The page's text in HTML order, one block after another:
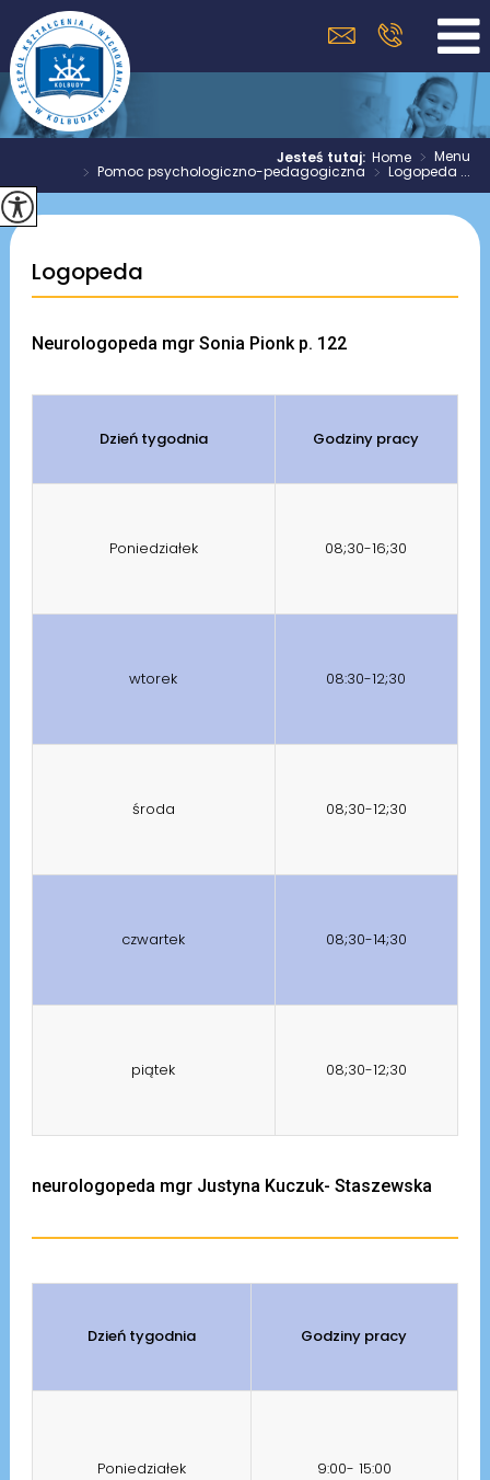
Jesteś tutaj:Home > Menu
> Pomoc psychologiczno-pedagogiczna > Logopeda ...
Logopeda
Neurologopeda mgr Sonia Pionk p. 122
Dzień tygodnia Godziny pracy
Poniedziałek 08;30-16;30
wtorek 08:30-12;30
środa 08;30-12;30
czwartek 08;30-14;30
piątek 08;30-12;30
neurologopeda mgr Justyna Kuczuk- Staszewska
Dzień tygodnia Godziny pracy
Poniedziałek 9:00- 15:00